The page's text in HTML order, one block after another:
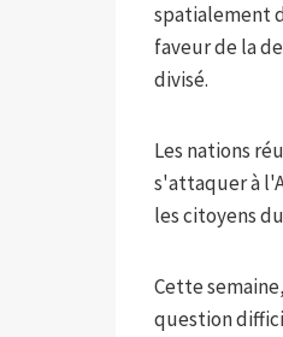
spatialement
faveur de la
divisé.
Les nations
s'attaquer à
les citoyens
Cette
question